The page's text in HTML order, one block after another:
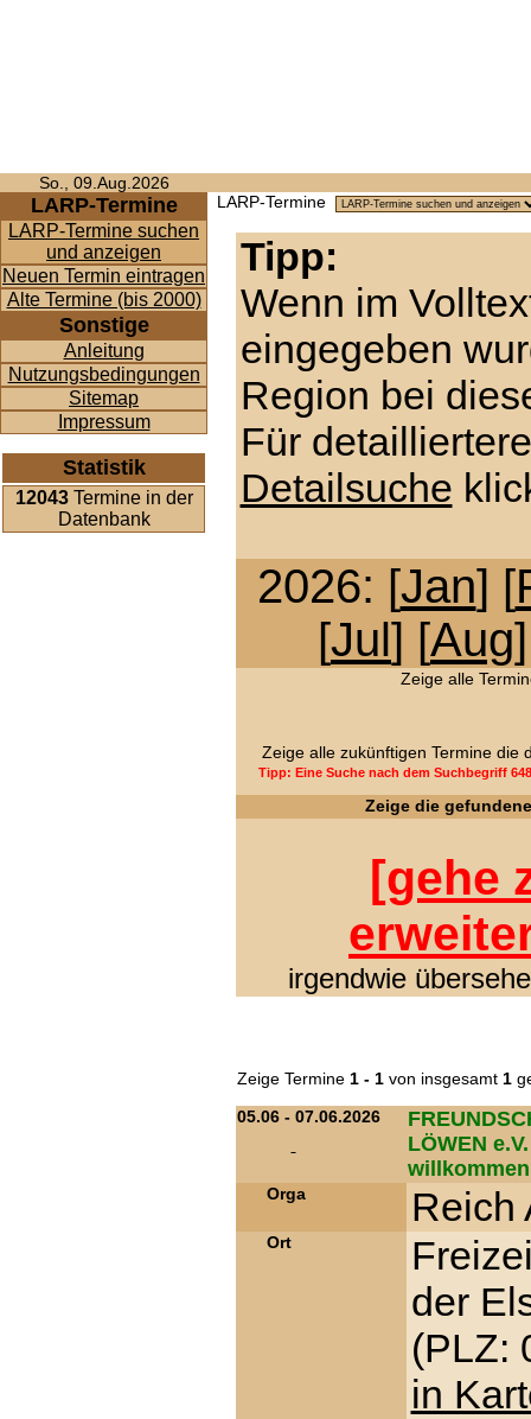
So., 09.Aug.2026
LARP-Termine
LARP-Termine suchen
und anzeigen
Neuen Termin eintragen
Alte Termine (bis 2000)
Sonstige
Anleitung
Nutzungsbedingungen
Sitemap
Impressum
Statistik
12043Termine in der
Datenbank
LARP-Termine
Tipp:
Wenn im
eingegeben
Region bei
Für
Detailsuche
2026: [Jan] [
[Jul] [Aug
Zeige alle
Zeige alle zukünftigen Termine
Tipp: Eine Suche nach dem Suchbegriff
Zeige die
[gehe
irgendwie
Zeige Termine 1 - 1von insgesamt 1
05.06 - 07.06.2026
LÖWEN
Orga Reich
Ort
der
(PLZ:
in